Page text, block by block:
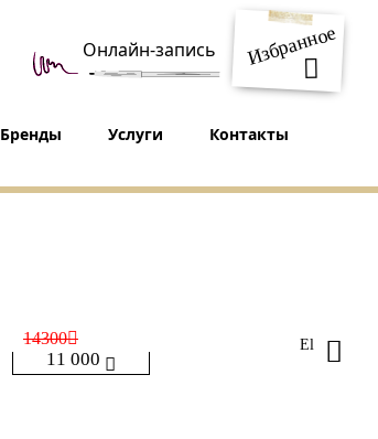
Избранное
Онлайн-запись
Бренды Услуги Контакты
11 000
14300 Eliza